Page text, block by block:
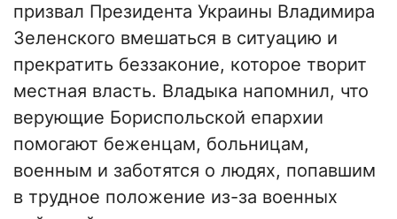
призвал Президента Украины Владимира
Зеленского вмешаться в ситуацию и
прекратить беззаконие, которое творит
местная власть. Владыка напомнил, что
верующие Бориспольской епархии
помогают беженцам, больницам,
военным и заботятся о людях, попавшим
в трудное положение из-за военных